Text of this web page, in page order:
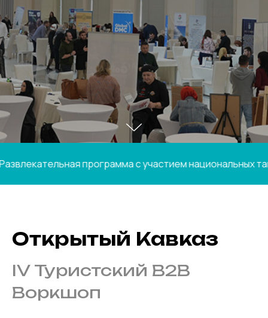
с участием национальных
Открытый Кавказ
IV Туристский B2B
Воркшоп